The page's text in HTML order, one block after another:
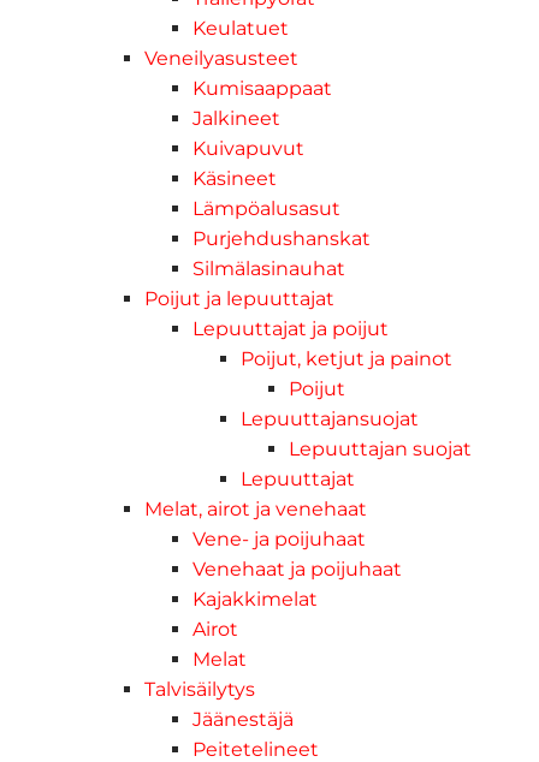
Keulatuet
Veneilyasusteet
Kumisaappaat
Jalkineet
Kuivapuvut
Käsineet
Lämpöalusasut
Purjehdushanskat
Silmälasinauhat
Poijut ja lepuuttajat
Lepuuttajat ja poijut
Poijut, ketjut ja painot
Poijut
Lepuuttajansuojat
Lepuuttajan suojat
Lepuuttajat
Melat, airot ja venehaat
Vene- ja poijuhaat
Venehaat ja poijuhaat
Kajakkimelat
Airot
Melat
Talvisäilytys
Jäänestäjä
Peitetelineet